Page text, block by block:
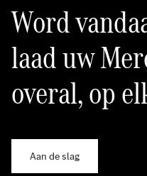
Word
laad uw
overal, op
Aan de slag